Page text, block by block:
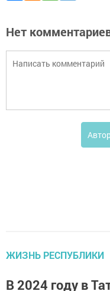
Нет
ЖИЗНЬ РЕСПУБЛИКИ
В 2024 году в